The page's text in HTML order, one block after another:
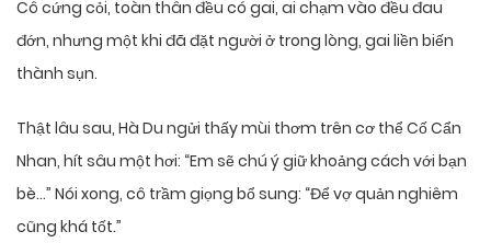
Cô cứng cỏi, toàn thân đều có gai, ai chạm vào đều đau
đớn, nhưng một khi đã đặt người ở trong lòng, gai liền biến
thành sụn.
Thật lâu sau, Hà Du ngửi thấy mùi thơm trên cơ thể Cố Cẩn
Nhan, hít sâu một hơi: “Em sẽ chú ý giữ khoảng cách với bạn
bè…” Nói xong, cô trầm giọng bổ sung: “Để vợ quản nghiêm
cũng khá tốt.”